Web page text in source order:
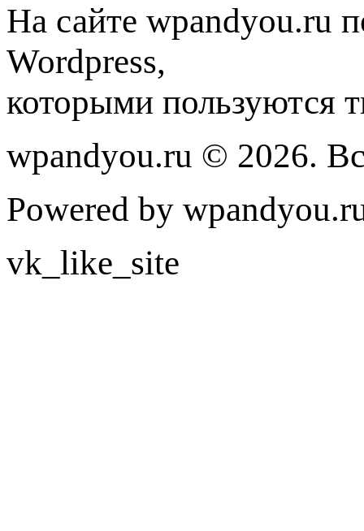
На сайте wpandyou.ru
Wordpress,
которыми пользуются
wpandyou.ru © 2026.
Powered by
vk_like_site